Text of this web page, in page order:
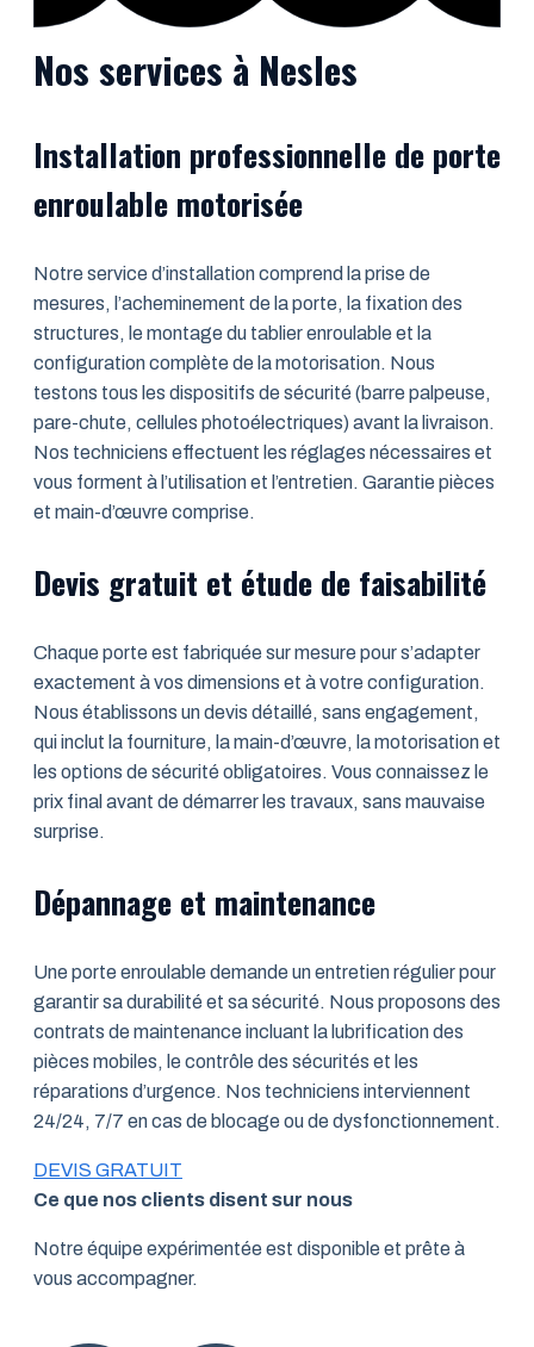
Nos services à Nesles
Installation professionnelle de porte
enroulable motorisée
Notre service d’installation comprend la prise de
mesures, l’acheminement de la porte, la fixation des
structures, le montage du tablier enroulable et la
configuration complète de la motorisation. Nous
testons tous les dispositifs de sécurité (barre palpeuse,
pare-chute, cellules photoélectriques) avant la livraison.
Nos techniciens effectuent les réglages nécessaires et
vous forment à l’utilisation et l’entretien. Garantie pièces
et main-d’œuvre comprise.
Devis gratuit et étude de faisabilité
Chaque porte est fabriquée sur mesure pour s’adapter
exactement à vos dimensions et à votre configuration.
Nous établissons un devis détaillé, sans engagement,
qui inclut la fourniture, la main-d’œuvre, la motorisation et
les options de sécurité obligatoires. Vous connaissez le
prix final avant de démarrer les travaux, sans mauvaise
surprise.
Dépannage et maintenance
Une porte enroulable demande un entretien régulier pour
garantir sa durabilité et sa sécurité. Nous proposons des
contrats de maintenance incluant la lubrification des
pièces mobiles, le contrôle des sécurités et les
réparations d’urgence. Nos techniciens interviennent
24/24, 7/7 en cas de blocage ou de dysfonctionnement.
DEVIS GRATUIT
Ce que nos clients disent sur nous
Notre équipe expérimentée est disponible et prête à
vous accompagner.